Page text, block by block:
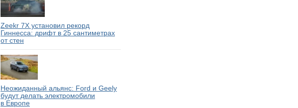
Zeekr 7X установил рекорд
Гиннесса: дрифт в 25 сантиметрах
от стен
Неожиданный альянс: Ford и Geely
будут делать электромобили
в Европе